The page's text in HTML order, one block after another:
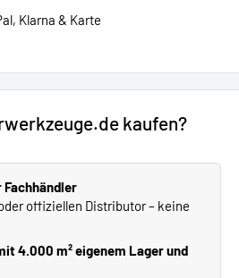
Klarna & Karte
kaufen?
offiziellen Distributor – keine
4.000 m² eigenem Lager und